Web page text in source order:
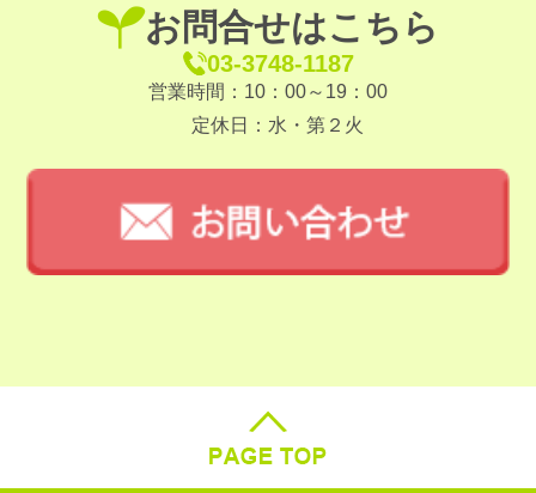
お問合せはこちら
03-3748-1187
営業時間：10：00～19：00
定休日：水・第２火